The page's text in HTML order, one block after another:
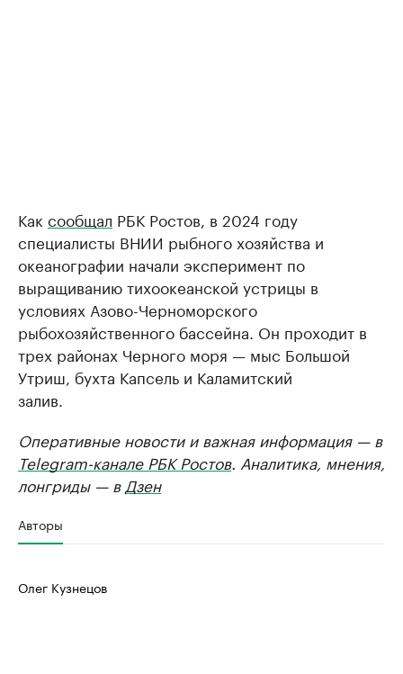
Как сообщал РБК Ростов, в 2024 году
специалисты ВНИИ рыбного хозяйства и
океанографии начали эксперимент по
выращиванию тихоокеанской устрицы в
условиях Азово-Черноморского
рыбохозяйственного бассейна. Он проходит в
трех районах Черного моря — мыс Большой
Утриш, бухта Капсель и Каламитский
залив.
Оперативные новости и важная информация — в
Telegram-канале РБК Ростов. Аналитика, мнения,
лонгриды — в Дзен
Авторы
Олег Кузнецов